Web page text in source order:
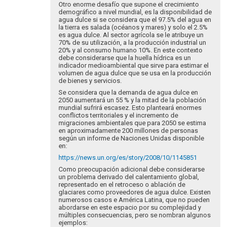
Otro enorme desafío que supone el crecimiento
demográfico a nivel mundial, es la disponibilidad de
agua dulce si se considera que el 97.5% del agua en
la tierra es salada (océanos y mares) y solo el 2.5%
es agua dulce. Al sector agrícola se le atribuye un
70% de su utilización, a la producción industrial un
20% y al consumo humano 10%. En este contexto
debe considerarse que la huella hídrica es un
indicador medioambiental que sirve para estimar el
volumen de agua dulce que se usa en la producción
de bienes y servicios.
Se considera que la demanda de agua dulce en
2050 aumentará un 55 % y la mitad de la población
mundial sufrirá escasez. Esto planteará enormes
conflictos territoriales y el incremento de
migraciones ambientales que para 2050 se estima
en aproximadamente 200 millones de personas
según un informe de Naciones Unidas disponible
en:
https://news.un.org/es/story/2008/10/1145851
Como preocupación adicional debe considerarse
un problema derivado del calentamiento global,
representado en el retroceso o ablación de
glaciares como proveedores de agua dulce. Existen
numerosos casos e América Latina, que no pueden
abordarse en este espacio por su complejidad y
múltiples consecuencias, pero se nombran algunos
ejemplos: